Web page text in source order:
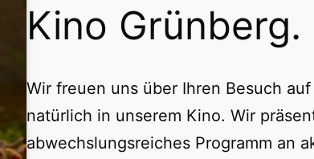
Kino Grünberg.
Wir freuen uns über Ihren Besuch
natürlich in unserem Kino. Wir
abwechslungsreiches Programm an